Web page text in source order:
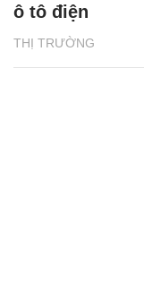
THỊ TRƯỜNG
ô tô điện